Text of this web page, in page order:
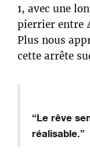
1, avec une
pierrier entre
Plus nous
cette arrête
“Le rêve
réalisable.”